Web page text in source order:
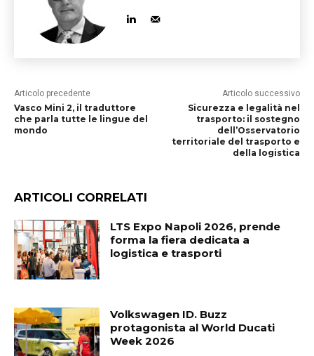
Articolo precedente
Vasco Mini 2, il traduttore
che parla tutte le lingue del
mondo
Articolo successivo
Sicurezza e legalità nel
trasporto: il sostegno
dell’Osservatorio
territoriale del trasporto e
della logistica
ARTICOLI CORRELATI
LTS Expo Napoli 2026, prende
forma la fiera dedicata a
logistica e trasporti
Volkswagen ID. Buzz
protagonista al World Ducati
Week 2026